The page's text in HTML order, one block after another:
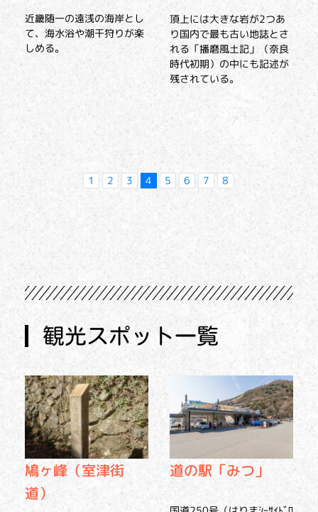
近畿随一の遠浅の海岸とし
て、海水浴や潮干狩りが楽
しめる。
頂上には大きな岩が2つあ
り国内で最も古い地誌とさ
れる「播磨風土記」（奈良
時代初期）の中にも記述が
残されている。
1 2 3 4 5 6 7 8
観光スポット一覧
鳩ヶ峰（室津街
道）
道の駅「みつ」